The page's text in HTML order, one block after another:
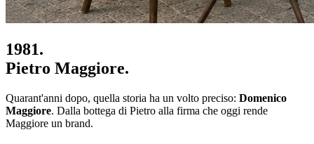
1981.
Pietro Maggiore.
Quarant'anni dopo, quella storia ha un volto preciso: Domenico
Maggiore. Dalla bottega di Pietro alla firma che oggi rende
Maggiore un brand.